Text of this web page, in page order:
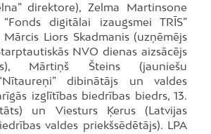
direktore), Zelma Martinsone
digitālai izaugsmei TRĪS”
Mārcis Liors Skadmanis (uzņēmējs
NVO dienas aizsācējs
Mārtiņš Šteins (jauniešu
dibinātājs un valdes
izglītības biedrības biedrs, 13.
un Viesturs Ķerus (Latvijas
valdes priekšsēdētājs). LPA